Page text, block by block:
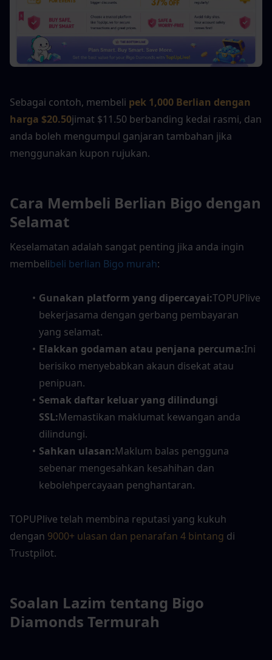
Sebagai contoh, membeli pek 1,000 Berlian dengan
harga $20.50jimat $11.50 berbanding kedai rasmi, dan
anda boleh mengumpul ganjaran tambahan jika
menggunakan kupon rujukan.
Cara Membeli Berlian Bigo dengan
Selamat
Keselamatan adalah sangat penting jika anda ingin
membelibeli berlian Bigo murah:
Gunakan platform yang dipercayai:TOPUPlive
bekerjasama dengan gerbang pembayaran
yang selamat.
Elakkan godaman atau penjana percuma:Ini
berisiko menyebabkan akaun disekat atau
penipuan.
Semak daftar keluar yang dilindungi
SSL:Memastikan maklumat kewangan anda
dilindungi.
Sahkan ulasan:Maklum balas pengguna
sebenar mengesahkan kesahihan dan
kebolehpercayaan penghantaran.
TOPUPlive telah membina reputasi yang kukuh
dengan 9000+ ulasan dan penarafan 4 bintang di
Trustpilot.
Soalan Lazim tentang Bigo
Diamonds Termurah